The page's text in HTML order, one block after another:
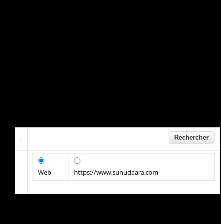
Web https://www.sunudaara.com